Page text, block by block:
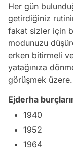
Her gün
getirdiğiniz
fakat sizler için
modunuzu
erken bitirmeli
yatağınıza
görüşmek üzere.
Ejderha
1940
1952
1964